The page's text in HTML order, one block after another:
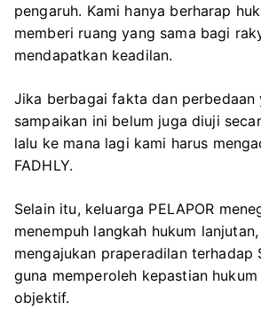
pengaruh. Kami hanya berharap
memberi ruang yang sama bagi
mendapatkan keadilan.
Jika berbagai fakta dan perbedaan
sampaikan ini belum juga diuji
lalu ke mana lagi kami harus
FADHLY.
Selain itu, keluarga PELAPOR
menempuh langkah hukum
mengajukan praperadilan terhadap
guna memperoleh kepastian
objektif.